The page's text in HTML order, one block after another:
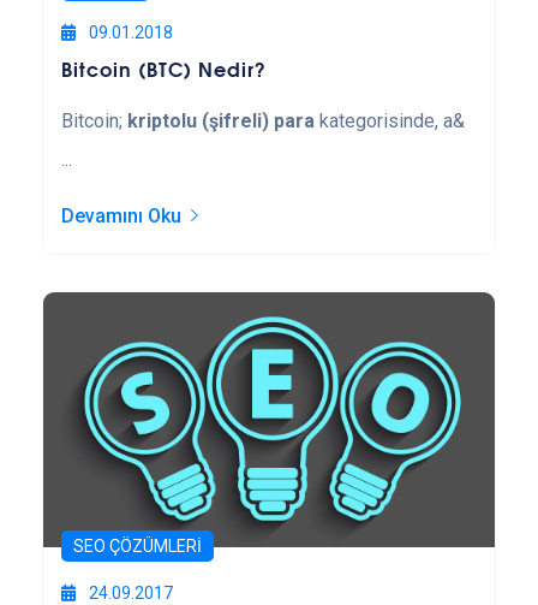
09.01.2018
Bitcoin (BTC) Nedir?
Bitcoin; kriptolu (şifreli) para kategorisinde, a&
...
Devamını Oku
SEO ÇÖZÜMLERI
24.09.2017